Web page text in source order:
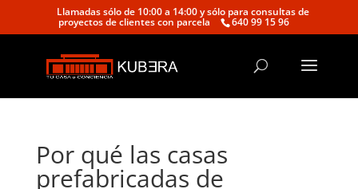
Llamadas sólo de 10:00 a 14:00 y sólo para consultas de
proyectos de clientes con parcela 640 99 15 96
Por qué las casas
prefabricadas de